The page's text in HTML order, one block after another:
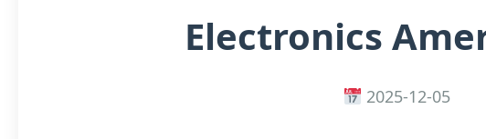
Electronics
2025-12-05